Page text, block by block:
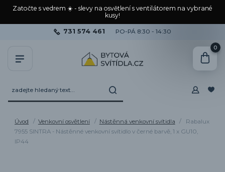
Zatočte s vedrem ☀️ - slevy na osvětlení s ventilátorem na vybrané
kusy!
731 574 461 PO-PÁ 8:30 - 14:30
0
Úvod Venkovní osvětlení Nástěnná venkovní svítidla
Rabalux
7955 SINTRA - Nástěnné venkovní svítidlo v černé barvě, 1 x GU10,
IP44